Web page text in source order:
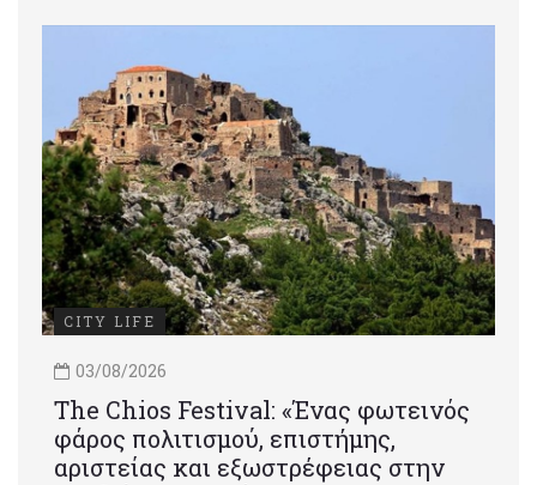
CITY LIFE
03/08/2026
Τhe Chios Festival: «Ένας φωτεινός
φάρος πολιτισμού, επιστήμης,
αριστείας και εξωστρέφειας στην